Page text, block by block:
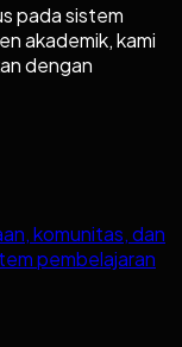
pada sistem
akademik, kami
dengan
komunitas, dan
pembelajaran